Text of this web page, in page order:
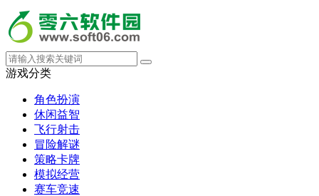
游戏分类
角色扮演
休闲益智
飞行射击
冒险解谜
策略卡牌
模拟经营
赛车竞速